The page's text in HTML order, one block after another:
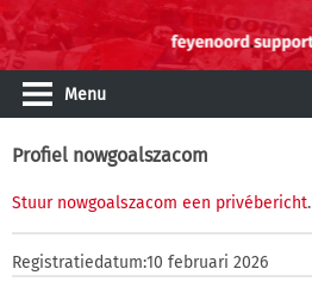
Menu
Profiel nowgoalszacom
Stuur nowgoalszacom een privébericht.
Registratiedatum:10 februari 2026